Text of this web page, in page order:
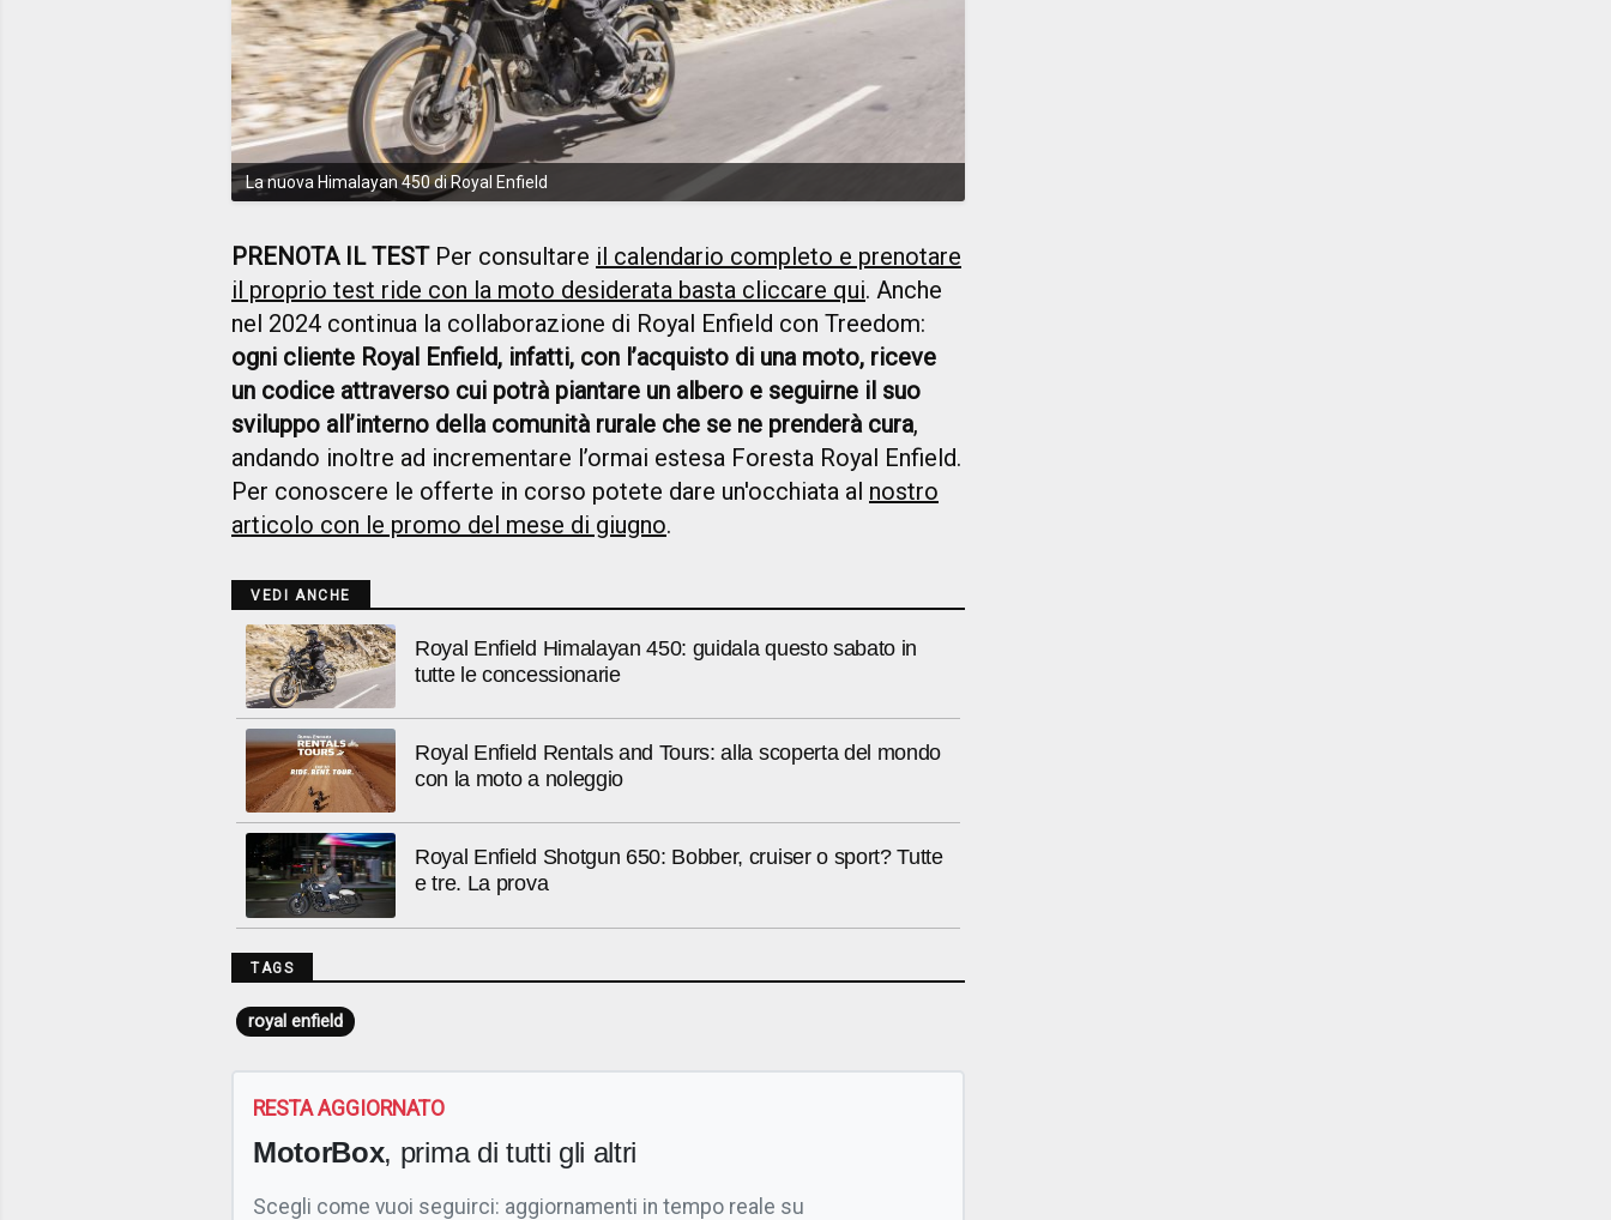
La nuova Himalayan 450 di Royal Enfield
PRENOTA IL TESTPer consultare il calendario completo e prenotare
il proprio test ride con la moto desiderata basta cliccare qui. Anche
nel 2024 continua la collaborazione di Royal Enfield con Treedom:
ogni cliente Royal Enfield, infatti, con l’acquisto di una moto, riceve
un codice attraverso cui potrà piantare un albero e seguirne il suo
sviluppo all’interno della comunità rurale che se ne prenderà cura,
andando inoltre ad incrementare l’ormai estesa Foresta Royal Enfield.
Per conoscere le offerte in corso potete dare un'occhiata al nostro
articolo con le promo del mese di giugno.
VEDI ANCHE
Royal Enfield Himalayan 450: guidala questo sabato in
tutte le concessionarie
Royal Enfield Rentals and Tours: alla scoperta del mondo
con la moto a noleggio
Royal Enfield Shotgun 650: Bobber, cruiser o sport? Tutte
e tre. La prova
TAGS
royal enfield
RESTA AGGIORNATO
MotorBox, prima di tutti gli altri
Scegli come vuoi seguirci: aggiornamenti in tempo reale su